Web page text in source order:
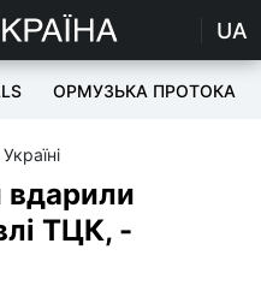
UA
ОРМУЗЬКА ПРОТОКА
вдарили
ТЦК, -